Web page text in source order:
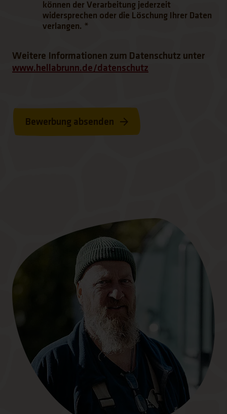
können der Verarbeitung jederzeit
widersprechen oder die Löschung Ihrer Daten
verlangen. *
Weitere Informationen zum Datenschutz unter
www.hellabrunn.de/datenschutz
Bewerbung absenden